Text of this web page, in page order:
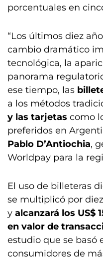
porcentuales en
“Los últimos diez
cambio dramático
tecnológica, la
panorama
ese tiempo, las
a los métodos
y las tarjetas como
preferidos en
Pablo D’Antiochia,
Worldpay para la
El uso de billeteras
se multiplicó por
y alcanzará los US$
en valor de
estudio que se basó
consumidores de